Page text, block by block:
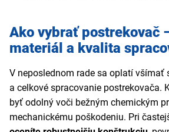
Ako vybrať postrekovač
materiál a kvalita
V neposlednom rade sa oplatí všímať
a celkové spracovanie postrekovača.
byť odolný voči bežným chemickým
mechanickému poškodeniu. Pri